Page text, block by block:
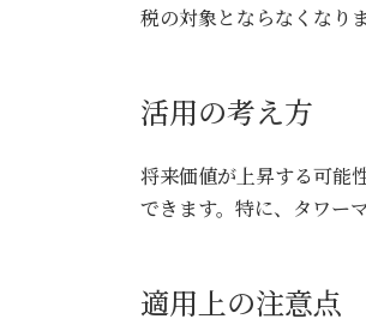
税の対象とならなくなりま
活用の考え方
将来価値が上昇する可能
できます。特に、タワー
適用上の注意点